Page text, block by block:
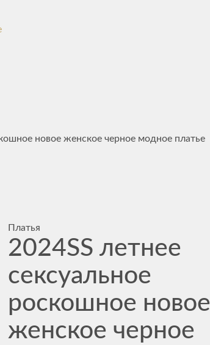
новое женское черное модное платье
Платья
2024SS летнее
сексуальное
роскошное новое
женское черное